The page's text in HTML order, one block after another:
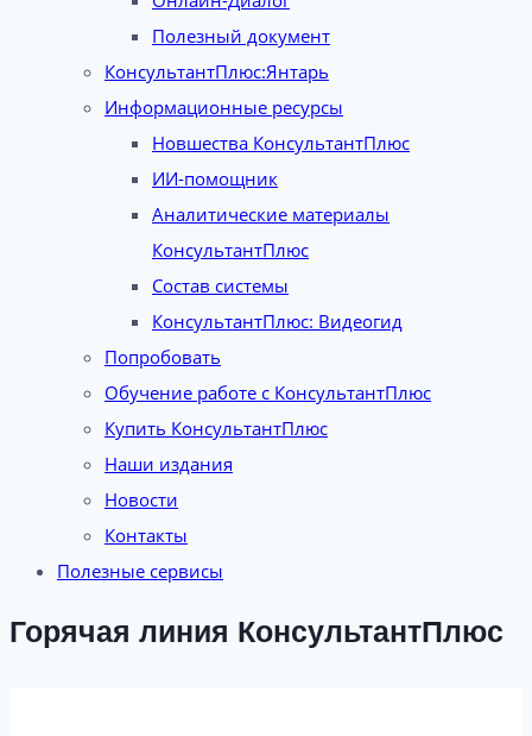
Полезный документ
КонсультантПлюс:Янтарь
Информационные ресурсы
Новшества КонсультантПлюс
ИИ-помощник
Аналитические материалы
КонсультантПлюс
Состав системы
КонсультантПлюс: Видеогид
Попробовать
Обучение работе с КонсультантПлюс
Купить КонсультантПлюс
Наши издания
Новости
Контакты
Полезные сервисы
Горячая линия КонсультантПлюс